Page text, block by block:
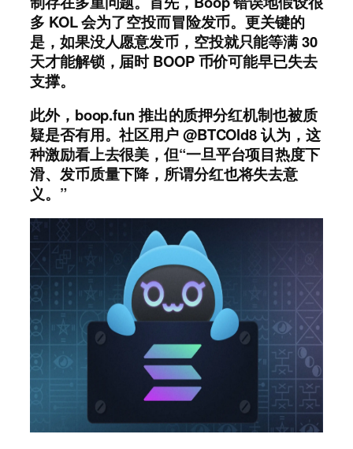
多 KOL 会为了空投而冒险发币。更关键的
是，如果没人愿意发币，空投就只能等满 30
天才能解锁，届时 BOOP 币价可能早已失去
支撑。
此外，boop.fun 推出的质押分红机制也被质
疑是否有用。社区用户 @BTCOld8 认为，这
种激励看上去很美，但“一旦平台项目热度下
滑、发币质量下降，所谓分红也将失去意
义。”